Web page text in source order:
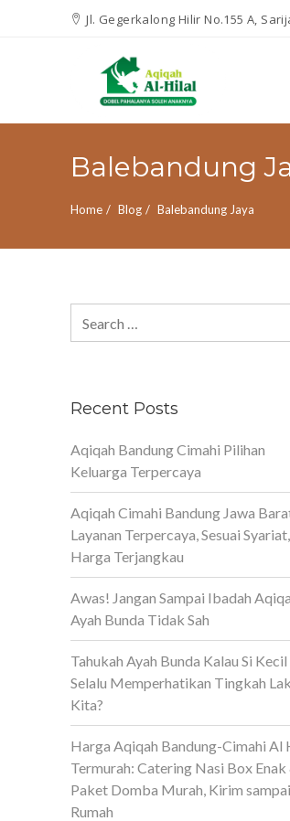
Jl. Gegerkalong Hilir No.155 A,
Balebandung
Home Blog Balebandung Jaya
for:
Recent Posts
Aqiqah Bandung Cimahi Pilihan
Keluarga Terpercaya
Aqiqah Cimahi Bandung Jawa
Layanan Terpercaya, Sesuai Syariat,
Harga Terjangkau
Awas! Jangan Sampai Ibadah
Ayah Bunda Tidak Sah
Tahukah Ayah Bunda Kalau Si Kecil
Selalu Memperhatikan Tingkah
Kita?
Harga Aqiqah Bandung-Cimahi Al
Termurah: Catering Nasi Box Enak
Paket Domba Murah, Kirim sampai
Rumah